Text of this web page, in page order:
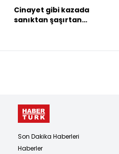
Cinayet gibi kazada
sanıktan şaşırtan
Son Dakika Haberleri
Haberler